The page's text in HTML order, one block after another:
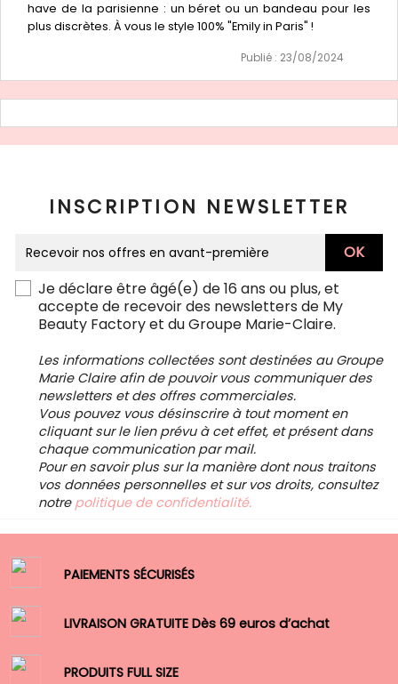
have de la parisienne : un béret ou un bandeau pour les
plus discrètes. À vous le style 100% "Emily in Paris" !
Publié : 23/08/2024
INSCRIPTION NEWSLETTER
Je déclare être âgé(e) de 16 ans ou plus, et
accepte de recevoir des newsletters de My
Beauty Factory et du Groupe Marie-Claire.
Les informations collectées sont destinées au Groupe
Marie Claire afin de pouvoir vous communiquer des
newsletters et des offres commerciales.
Vous pouvez vous désinscrire à tout moment en
cliquant sur le lien prévu à cet effet, et présent dans
chaque communication par mail.
Pour en savoir plus sur la manière dont nous traitons
vos données personnelles et sur vos droits, consultez
notre politique de confidentialité.
PAIEMENTS SÉCURISÉS
LIVRAISON GRATUITE Dès 69 euros d’achat
PRODUITS FULL SIZE